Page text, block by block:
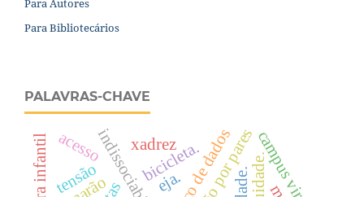
Para Autores
Para Bibliotecários
PALAVRAS-CHAVE
campus virtual
banco de dados
bicicleta.
xadrez
tensão eja.
acesso